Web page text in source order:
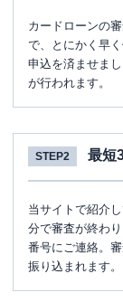
カードローンの
で、とにかく早
申込を済ませま
が行われます。
STEP2 最短
当サイトで紹介
分で審査が終わ
番号にご連絡。
振り込まれます。